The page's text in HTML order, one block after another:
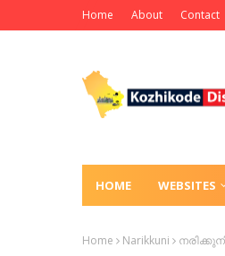
Home About Contact
HOME WEBSITES
Home Narikkuni